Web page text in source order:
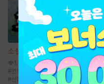
소설 환생 수선전 [단행본]
1.6만
#먼치킨 신무협 성장물 # 환생물
#선협물